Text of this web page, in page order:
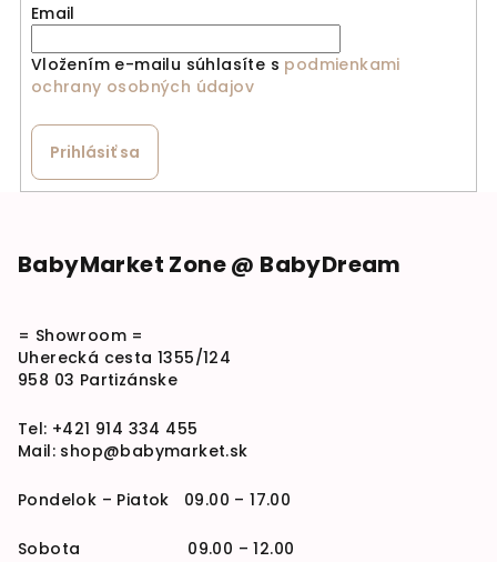
Email
Vložením e-mailu súhlasíte s podmienkami
ochrany osobných údajov
Prihlásiť sa
BabyMarket Zone @ BabyDream
= Showroom =
Uherecká cesta 1355/124
958 03 Partizánske
Tel: +421 914 334 455
Mail: shop@babymarket.sk
Pondelok – Piatok 09.00 – 17.00
Sobota 09.00 – 12.00